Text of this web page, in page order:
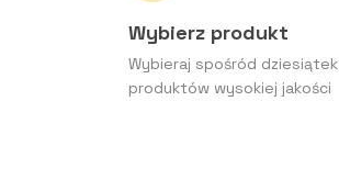
Wybierz produkt
Wybieraj spośród dziesiątek
produktów wysokiej jakości